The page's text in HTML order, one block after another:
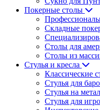
Покерные столы
Складные
Столы для
Столы из
Стулья и кресла
Классические
Стулья для
Стулья на
Стулья для